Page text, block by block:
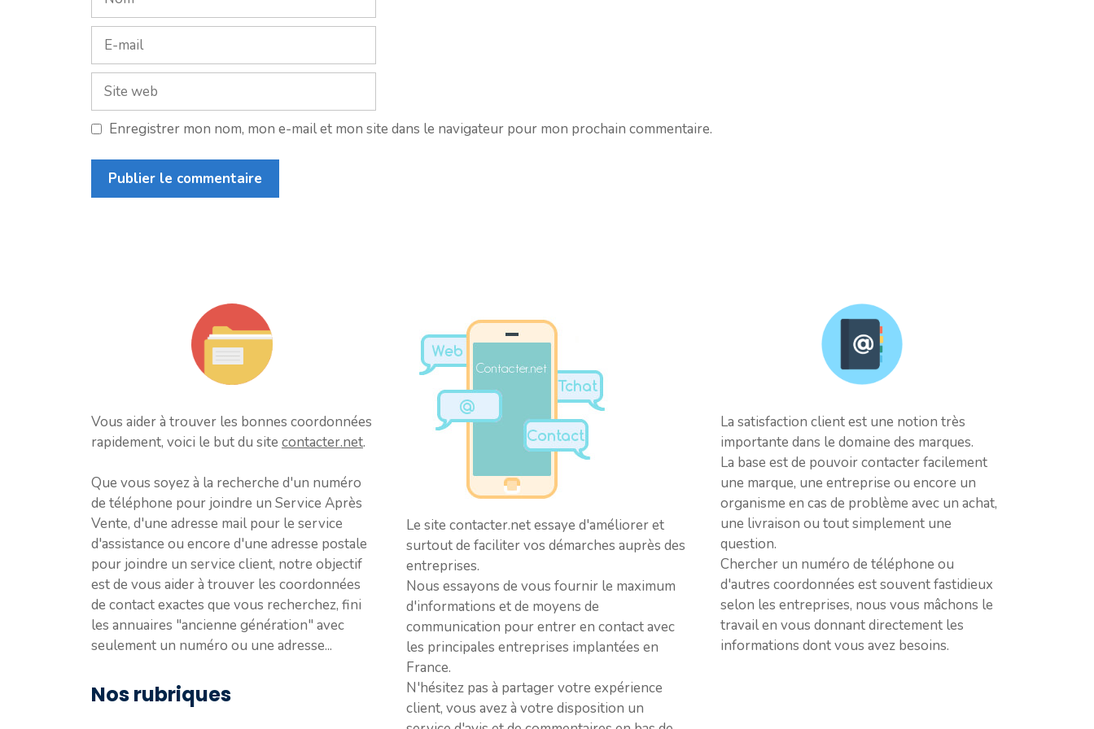
mail
Site
web
Enregistrer mon nom, mon e-mail et mon site dans le navigateur pour mon prochain commentaire.
Vous aider à trouver les bonnes coordonnées
rapidement, voici le but du site contacter.net.
Que vous soyez à la recherche d'un numéro
de téléphone pour joindre un Service Après
Vente, d'une adresse mail pour le service
d'assistance ou encore d'une adresse postale
pour joindre un service client, notre objectif
est de vous aider à trouver les coordonnées
de contact exactes que vous recherchez, fini
les annuaires "ancienne génération" avec
seulement un numéro ou une adresse...
Nos rubriques
Le site contacter.net essaye d'améliorer et
surtout de faciliter vos démarches auprès des
entreprises.
Nous essayons de vous fournir le maximum
d'informations et de moyens de
communication pour entrer en contact avec
les principales entreprises implantées en
France.
N'hésitez pas à partager votre expérience
client, vous avez à votre disposition un
La satisfaction client est une notion très
importante dans le domaine des marques.
La base est de pouvoir contacter facilement
une marque, une entreprise ou encore un
organisme en cas de problème avec un achat,
une livraison ou tout simplement une
question.
Chercher un numéro de téléphone ou
d'autres coordonnées est souvent fastidieux
selon les entreprises, nous vous mâchons le
travail en vous donnant directement les
informations dont vous avez besoins.